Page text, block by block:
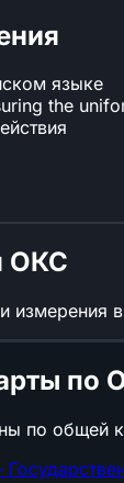
языке
the
ОКС
измерения
по
по общей